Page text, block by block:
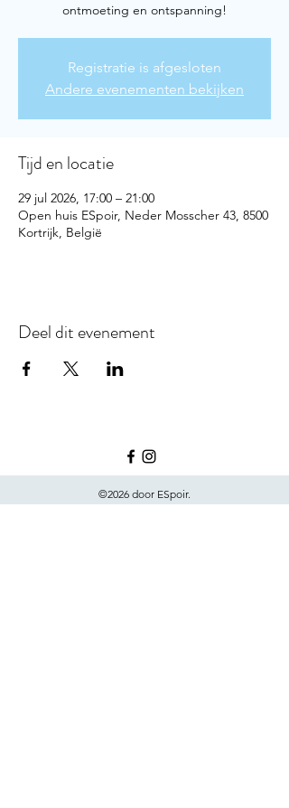
ontmoeting en ontspanning!
Registratie is afgesloten
Andere evenementen bekijken
Tijd en locatie
29 jul 2026, 17:00 – 21:00
Open huis ESpoir, Neder Mosscher 43, 8500
Kortrijk, België
Deel dit evenement
©2026 door ESpoir.